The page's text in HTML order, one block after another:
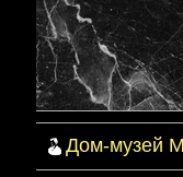
Дом-музей